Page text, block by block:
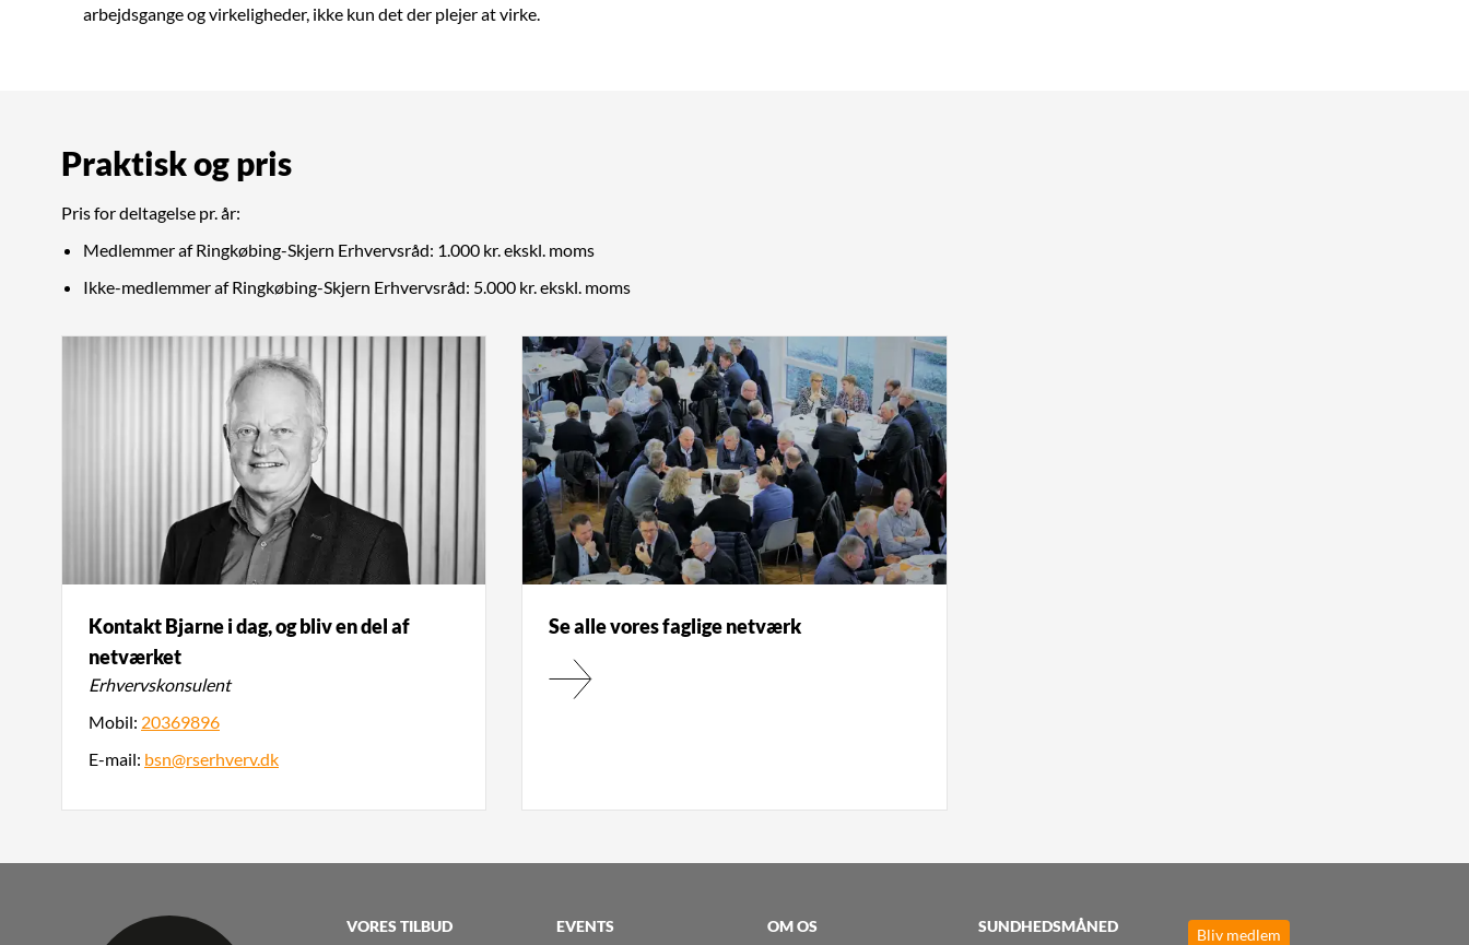
arbejdsgange og virkeligheder, ikke kun det der plejer at virke.
Praktisk og pris
Pris for deltagelse pr. år:
Medlemmer af Ringkøbing-Skjern Erhvervsråd: 1.000 kr. ekskl. moms
Ikke-medlemmer af Ringkøbing-Skjern Erhvervsråd: 5.000 kr. ekskl. moms
Kontakt Bjarne i dag, og bliv en del af
netværket
Erhvervskonsulent
Mobil: 20369896
E-mail: bsn@rserhverv.dk
Se alle vores faglige netværk
VORES TILBUD EVENTS OM OS SUNDHEDSMÅNED Bliv medlem